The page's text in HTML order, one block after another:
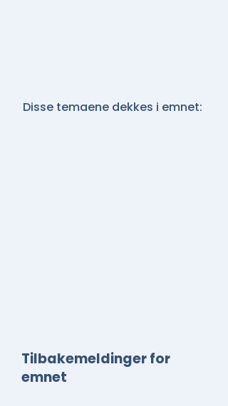
Disse temaene dekkes i emnet:
Tilbakemeldinger for
emnet